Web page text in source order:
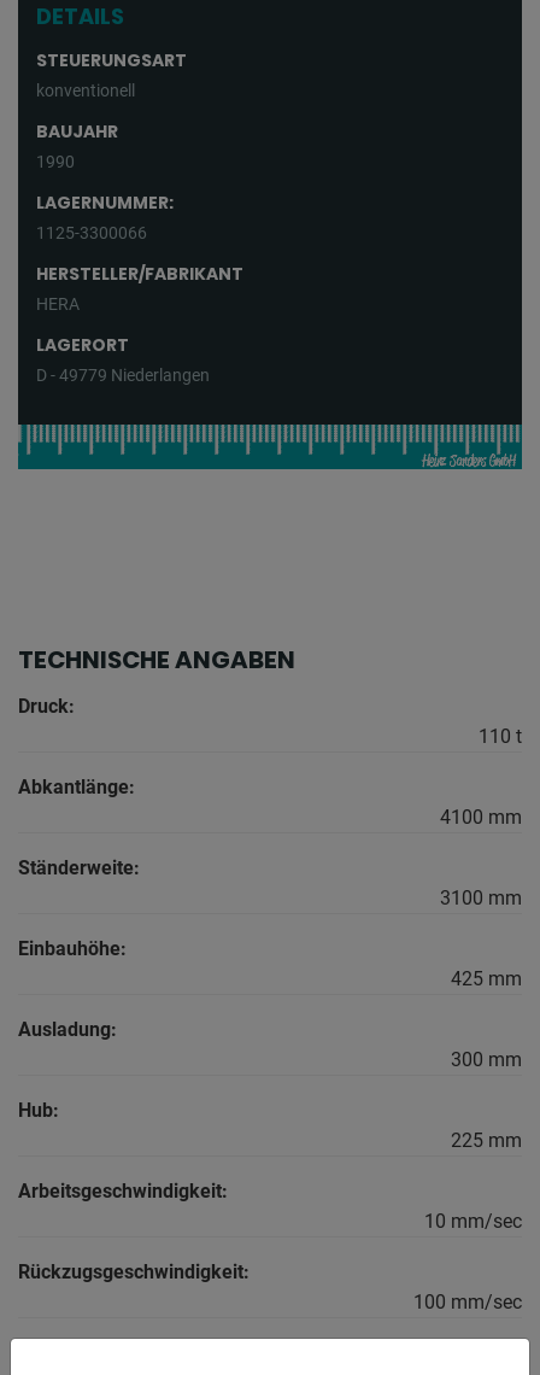
DETAILS
STEUERUNGSART
konventionell
BAUJAHR
1990
LAGERNUMMER:
1125-3300066
HERSTELLER/FABRIKANT
HERA
LAGERORT
D - 49779 Niederlangen
TECHNISCHE ANGABEN
Druck:
110 t
Abkantlänge:
4100 mm
Ständerweite:
3100 mm
Einbauhöhe:
425 mm
Ausladung:
300 mm
Hub:
225 mm
Arbeitsgeschwindigkeit:
10 mm/sec
Rückzugsgeschwindigkeit:
100 mm/sec